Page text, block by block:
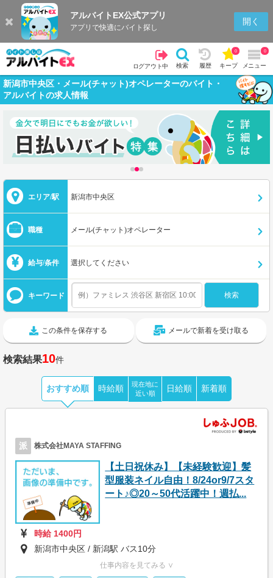
アルバイトEX公式アプリ
アプリで快適にバイト探し
開く
ログアウト中 検索 履歴 キープ
0
メニュー
0
新潟市中央区・メール(チャット)オペレーターのバイト・
アルバイトの求人情報
エリア/駅 新潟市中央区
職種 メール(チャット)オペレーター
給与/条件 選択してください
キーワード
この条件を保存する メールで新着を受け取る
検索結果10件
おすすめ順 時給順
現在地に
近い順
日給順 新着順
派 株式会社MAYA STAFFING
【土日祝休み】【未経験歓迎】髪
型服装ネイル自由！8/24or9/7スタ
ート♪◎20～50代活躍中！週払...
時給 1400円
新潟市中央区 / 新潟駅 バス10分
仕事内容を見てみる ∨